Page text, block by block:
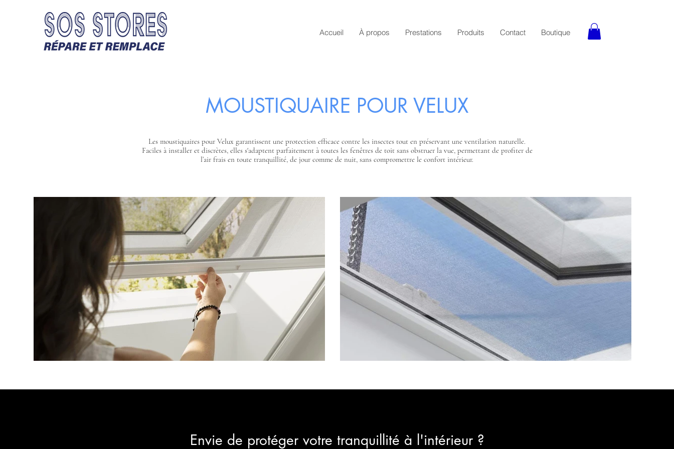
Accueil À propos Prestations Produits Contact Boutique
MOUSTIQUAIRE POUR VELUX
Les moustiquaires pour Velux garantissent une protection efficace contre les insectes tout en préservant une ventilation naturelle.
Faciles à installer et discrètes, elles s'adaptent parfaitement à toutes les fenêtres de toit sans obstruer la vue, permettant de profiter de
l’air frais en toute tranquillité, de jour comme de nuit, sans compromettre le confort intérieur.
Envie de protéger votre tranquillité à l'intérieur ?